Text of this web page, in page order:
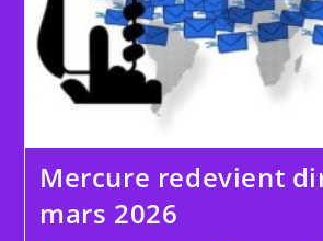
Mercure redevient
mars 2026